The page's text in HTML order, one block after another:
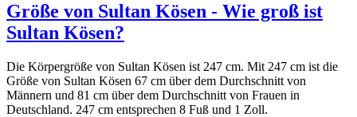
Größe von Sultan Kösen - Wie groß ist
Sultan Kösen?
Die Körpergröße von Sultan Kösen ist 247 cm. Mit 247 cm ist die
Größe von Sultan Kösen 67 cm über dem Durchschnitt von
Männern und 81 cm über dem Durchschnitt von Frauen in
Deutschland. 247 cm entsprechen 8 Fuß und 1 Zoll.